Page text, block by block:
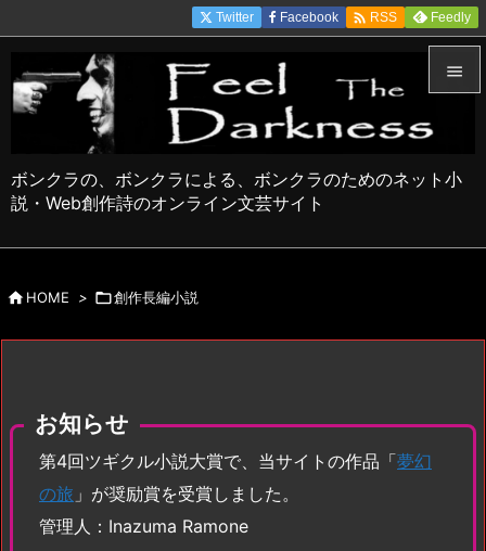
ボンクラの、ボンクラによる、ボンクラのためのネット小
説・Web創作詩のオンライン文芸サイト



Twitter Facebook  RSS Feedly
HOME > 創作長編小説
お知らせ
第4回ツギクル小説大賞で、当サイトの作品「夢幻
の旅 」が奨励賞を受賞しました。
管理人：Inazuma Ramone